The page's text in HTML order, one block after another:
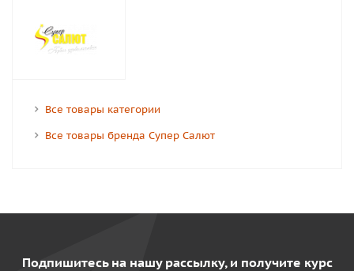
Все товары категории
Все товары бренда Супер Салют
Подпишитесь на нашу рассылку, и получите курс